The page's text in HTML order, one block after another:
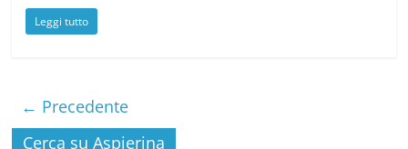
Leggi tutto
← Precedente
Cerca su Aspierina